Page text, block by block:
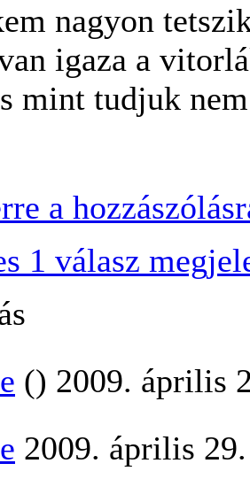
nagyon
igaza a
mint tudjuk
a
1 válasz
() 2009. április
2009. április